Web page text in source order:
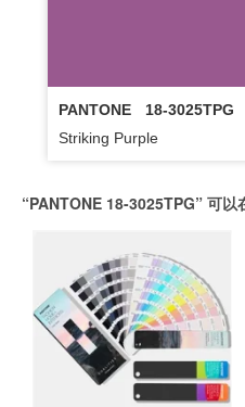
PANTONE
18-3025TPG
Striking Purple
“PANTONE 18-3025TPG” 可以